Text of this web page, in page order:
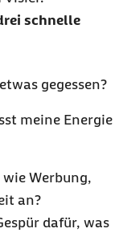
schnelle
gegessen?
meine Energie
wie Werbung,
an?
dafür, was